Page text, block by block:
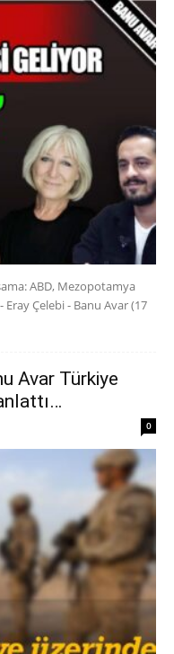
ABD, Mezopotamya
Çelebi - Banu Avar (17
Avar Türkiye
0